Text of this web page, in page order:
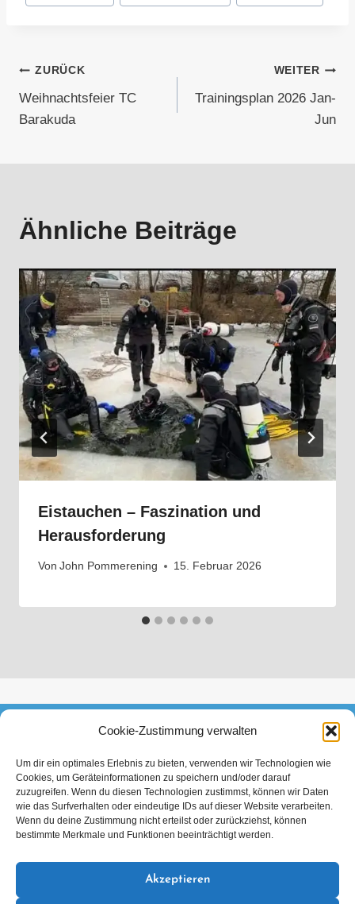
Cookie-Zustimmung verwalten
Um dir ein optimales Erlebnis zu bieten, verwenden wir Technologien wie
Cookies, um Geräteinformationen zu speichern und/oder darauf
zuzugreifen. Wenn du diesen Technologien zustimmst, können wir Daten
wie das Surfverhalten oder eindeutige IDs auf dieser Website verarbeiten.
Wenn du deine Zustimmung nicht erteilst oder zurückziehst, können
bestimmte Merkmale und Funktionen beeinträchtigt werden.
Akzeptieren
Beitragsnavigation
ZURÜCK
Weihnachtsfeier TC
Barakuda
WEITER
Trainingsplan 2026 Jan-
Jun
Ähnliche Beiträge
Eistauchen – Faszination und
Herausforderung
Von John Pommerening 15. Februar 2026
Datenschutzerklärung Impressum